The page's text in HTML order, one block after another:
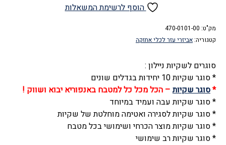
קליפסים
לסגירה
(
10
יחידות),
לאטימת
שקיות
ניילון
הוסף לרשימת המשאלות
מק"ט: 470-0101-00
קטגוריה: אביזרי עזר לכלי אחזקה
סוגרים לשקיות ניילון :
* סוגר שקיות 10 יחידות בגדלים שונים
*סוגר שקיות– הכל מכל כל למטבח באנפוריא יבוא ושווק !
* סוגר שקיות עבה ועמיד במיוחד
* סוגר שקיות לסגירה ואטימה מוחלטת של שקיות
* סוגר שקיות מוצר הכרחי ושימושי בכל מטבח
* סוגר שקיות רב שימושי